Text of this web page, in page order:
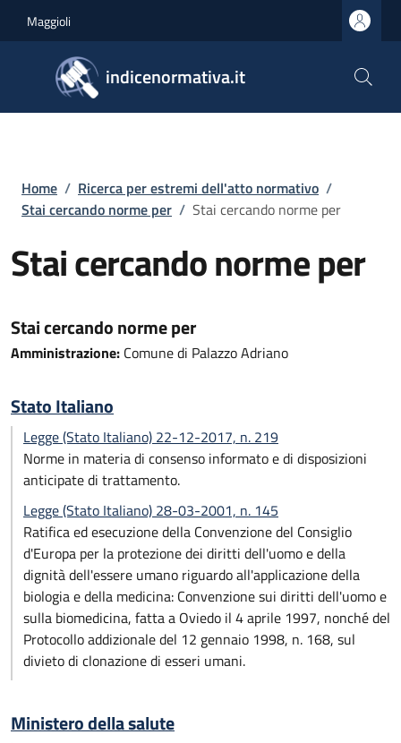
Maggioli
indicenormativa.it
Briciole di pane
Home / Ricerca per estremi dell'atto normativo /
Stai cercando norme per / Stai cercando norme per
Stai cercando norme per
Stai cercando norme per
Amministrazione: Comune di Palazzo Adriano
Stato Italiano
Legge (Stato Italiano) 22-12-2017, n. 219
Norme in materia di consenso informato e di disposizioni
anticipate di trattamento.
Legge (Stato Italiano) 28-03-2001, n. 145
Ratifica ed esecuzione della Convenzione del Consiglio
d'Europa per la protezione dei diritti dell'uomo e della
dignità dell'essere umano riguardo all'applicazione della
biologia e della medicina: Convenzione sui diritti dell'uomo e
sulla biomedicina, fatta a Oviedo il 4 aprile 1997, nonché del
Protocollo addizionale del 12 gennaio 1998, n. 168, sul
divieto di clonazione di esseri umani.
Ministero della salute